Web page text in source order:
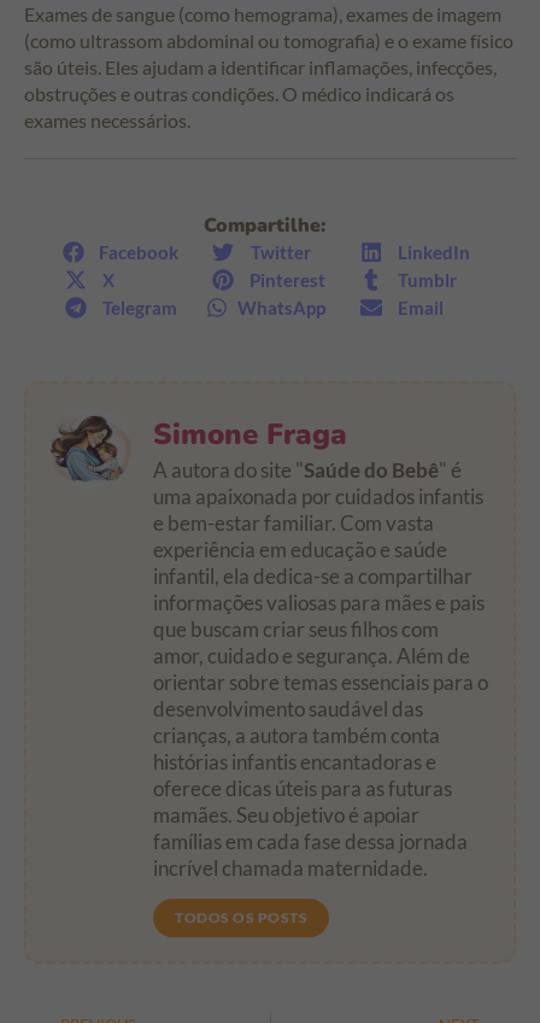
Exames de sangue (como hemograma), exames de imagem
(como ultrassom abdominal ou tomografia) e o exame físico
são úteis. Eles ajudam a identificar inflamações, infecções,
obstruções e outras condições. O médico indicará os
exames necessários.
Compartilhe:
Facebook Twitter
LinkedIn
X
Pinterest
Tumblr
Telegram
WhatsApp Email
Simone Fraga
A autora do site "Saúde do Bebê" é
uma apaixonada por cuidados infantis
e bem-estar familiar. Com vasta
experiência em educação e saúde
infantil, ela dedica-se a compartilhar
informações valiosas para mães e pais
que buscam criar seus filhos com
amor, cuidado e segurança. Além de
orientar sobre temas essenciais para o
desenvolvimento saudável das
crianças, a autora também conta
histórias infantis encantadoras e
oferece dicas úteis para as futuras
mamães. Seu objetivo é apoiar
famílias em cada fase dessa jornada
incrível chamada maternidade.
TODOS OS POSTS